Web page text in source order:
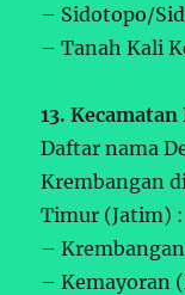
– Sidotopo/
– Tanah Kali
13.
Daftar nama
Krembangan
Timur (Jatim) :
–
– Kemayoran